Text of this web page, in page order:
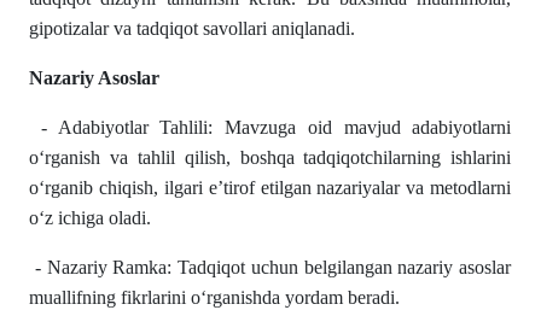
gipotizalar va tadqiqot savollari aniqlanadi.
Nazariy Asoslar
- Adabiyotlar Tahlili: Mavzuga oid mavjud adabiyotlarni
oʻrganish va tahlil qilish, boshqa tadqiqotchilarning ishlarini
oʻrganib chiqish, ilgari e’tirof etilgan nazariyalar va metodlarni
oʻz ichiga oladi.
- Nazariy Ramka: Tadqiqot uchun belgilangan nazariy asoslar
muallifning fikrlarini oʻrganishda yordam beradi.